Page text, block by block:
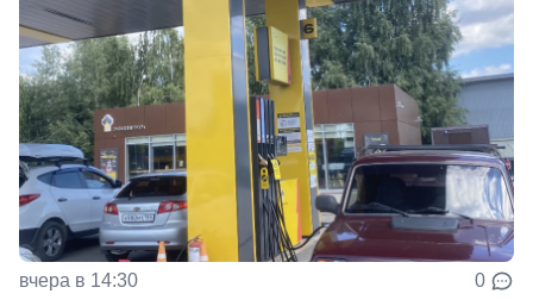
вчера в 14:30 0